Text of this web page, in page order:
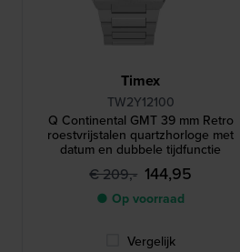
Timex
TW2Y12100
Q Continental GMT 39 mm Retro
roestvrijstalen quartzhorloge met
datum en dubbele tijdfunctie
€ 209,- 144,95
● Op voorraad
Vergelijk